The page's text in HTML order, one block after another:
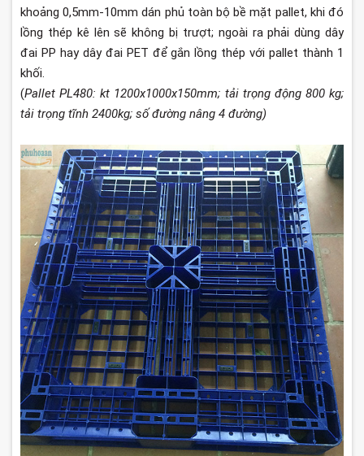
khoảng 0,5mm-10mm dán phủ toàn bộ bề mặt pallet, khi đó
lồng thép kê lên sẽ không bị trượt; ngoài ra phải dùng dây
đai PP hay dây đai PET để gắn lồng thép với pallet thành 1
khối.
(Pallet PL480: kt 1200x1000x150mm; tải trọng động 800 kg;
tải trọng tĩnh 2400kg; số đường nâng 4 đường)